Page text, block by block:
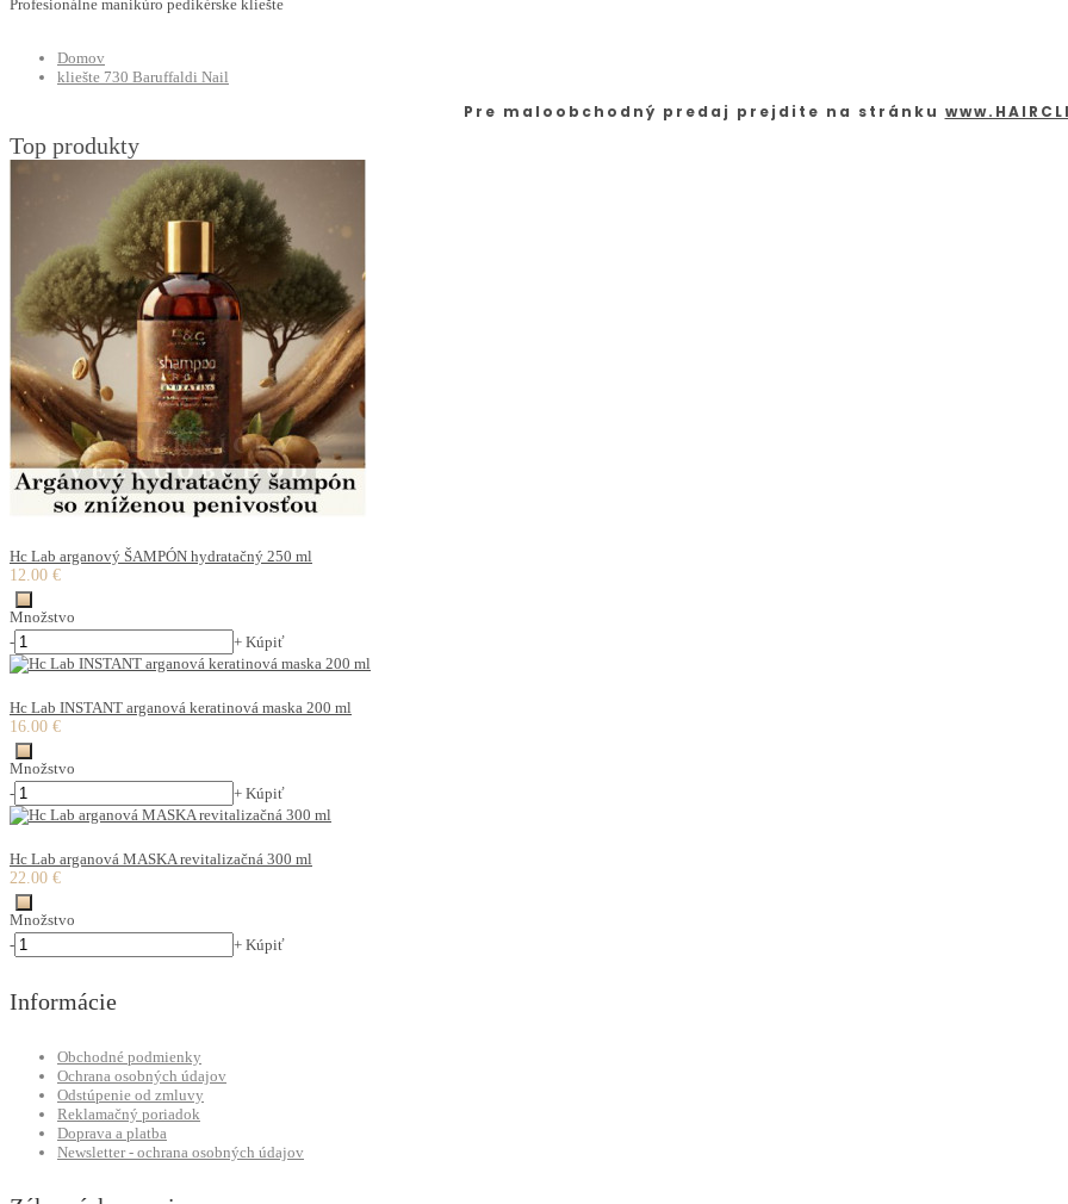
Profesionálne manikúro pedikérske kliešte
Domov
kliešte 730 Baruffaldi Nail
Pre maloobchodný predaj prejdite na stránku
Top produkty
Hc Lab arganový ŠAMPÓN hydratačný 250 ml
12.00 €
Množstvo
-
+ Kúpiť
Hc Lab INSTANT arganová keratinová maska 200 ml
16.00 €
Množstvo
-
+ Kúpiť
Hc Lab arganová MASKA revitalizačná 300 ml
22.00 €
Množstvo
-
+ Kúpiť
Informácie
Obchodné podmienky
Ochrana osobných údajov
Odstúpenie od zmluvy
Reklamačný poriadok
Doprava a platba
Newsletter - ochrana osobných údajov